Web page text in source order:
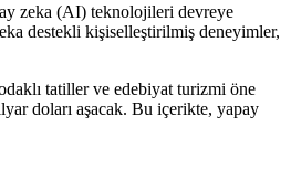
zeka (AI) teknolojileri devreye
destekli kişiselleştirilmiş deneyimler,
tatiller ve edebiyat turizmi öne
doları aşacak. Bu içerikte, yapay